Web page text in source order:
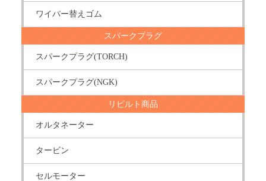
ワイパー替えゴム
スパークプラグ
スパークプラグ(TORCH)
スパークプラグ(NGK)
リビルト商品
オルタネーター
タービン
セルモーター